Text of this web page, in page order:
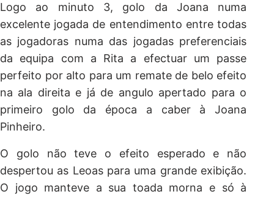
Logo ao minuto 3, golo da Joana numa
excelente jogada de entendimento entre todas
as jogadoras numa das jogadas preferenciais
da equipa com a Rita a efectuar um passe
perfeito por alto para um remate de belo efeito
na ala direita e já de angulo apertado para o
primeiro golo da época a caber à Joana
Pinheiro.
O golo não teve o efeito esperado e não
despertou as Leoas para uma grande exibição.
O jogo manteve a sua toada morna e só à